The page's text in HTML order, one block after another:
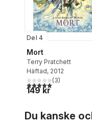
Del 4
Mort
Terry Pratchett
Häftad, 2012
5,0utav 5 stjärnor.
(3)
149 kr
Du kanske